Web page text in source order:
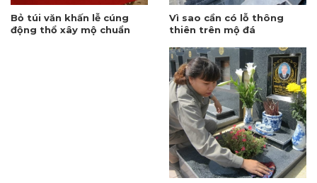
Bỏ túi văn khấn lễ cúng
động thổ xây mộ chuẩn
Vì sao cần có lỗ thông
thiên trên mộ đá